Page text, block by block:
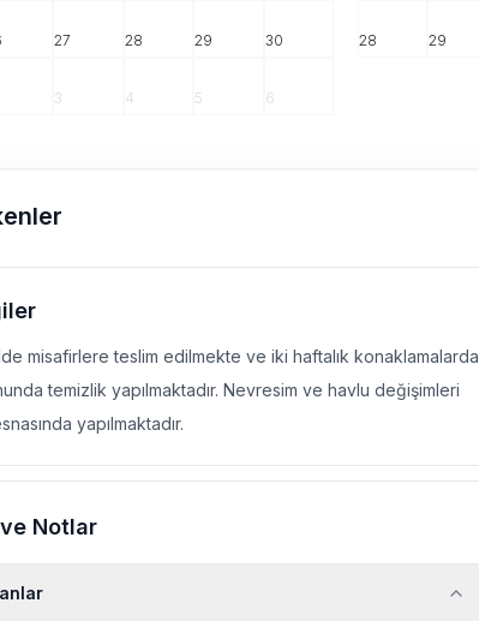
27 28 29 30
3 4 5 6
28 29
misafirlere teslim edilmekte ve iki haftalık konaklamalarda
temizlik yapılmaktadır. Nevresim ve havlu değişimleri
yapılmaktadır.
Notlar